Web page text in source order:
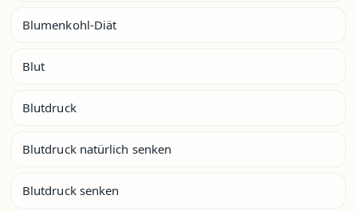
Blumenkohl-Diät
Blut
Blutdruck
Blutdruck natürlich senken
Blutdruck senken